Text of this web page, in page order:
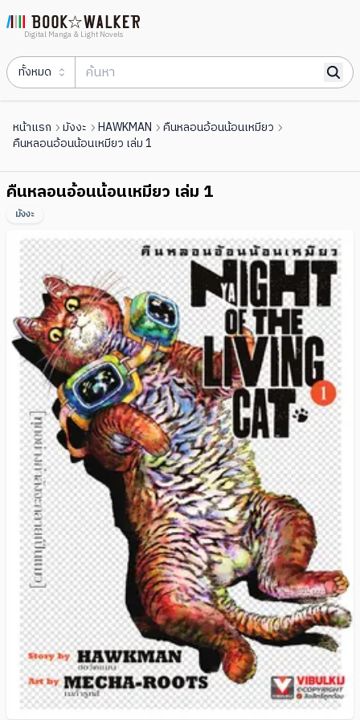
Digital Manga & Light Novels
ทั้งหมด
หน้าแรก มังงะ HAWKMAN
คืนหลอนอ้อนน้อนเหมียว
คืนหลอนอ้อนน้อนเหมียว เล่ม 1
คืนหลอนอ้อนน้อนเหมียว เล่ม 1
มังงะ